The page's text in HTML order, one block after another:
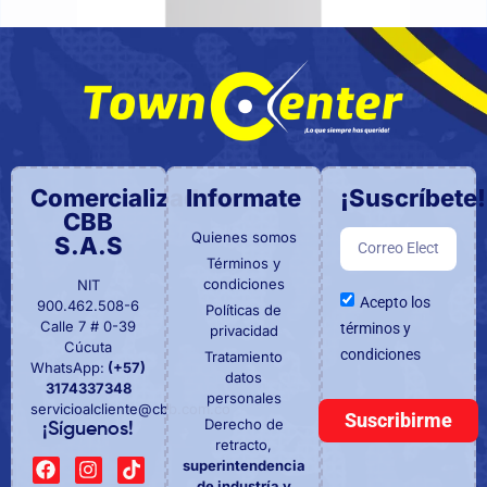
Comercializadora
CBB
S.A.S
NIT
900.462.508-6
Calle 7 # 0-39
Cúcuta
WhatsApp: (+57)
3174337348
servicioalcliente@cbb.com.co
¡Síguenos!
Informate
Quienes somos
Términos y
condiciones
Políticas de
privacidad
Tratamiento
datos
personales
Derecho de
retracto,
superintendencia
¡Suscríbete!
Acepto los
términos y
condiciones
Suscribirme